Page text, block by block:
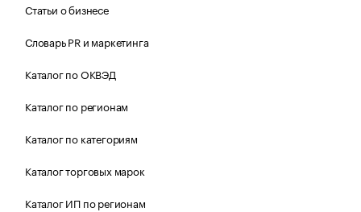
Статьи о бизнесе
Словарь PR и маркетинга
Каталог по ОКВЭД
Каталог по регионам
Каталог по категориям
Каталог торговых марок
Каталог ИП по регионам